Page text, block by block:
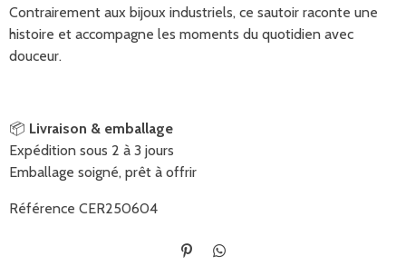
Contrairement aux bijoux industriels, ce sautoir raconte une
histoire et accompagne les moments du quotidien avec
douceur.
📦 Livraison & emballage
Expédition sous 2 à 3 jours
Emballage soigné, prêt à offrir
Référence CER250604
É
P